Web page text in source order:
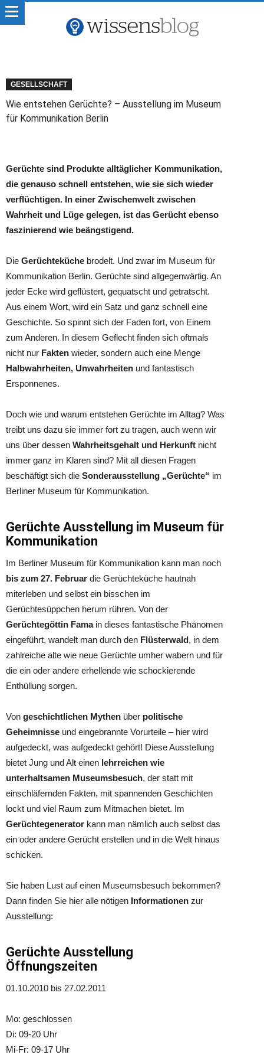
GESELLSCHAFT
Wie entstehen Gerüchte? – Ausstellung im Museum
für Kommunikation Berlin
Gerüchte sind Produkte alltäglicher Kommunikation,
die genauso schnell entstehen, wie sie sich wieder
verflüchtigen. In einer Zwischenwelt zwischen
Wahrheit und Lüge gelegen, ist das Gerücht ebenso
faszinierend wie beängstigend.
Die Gerüchteküche brodelt. Und zwar im Museum für
Kommunikation Berlin. Gerüchte sind allgegenwärtig. An
jeder Ecke wird geflüstert, gequatscht und getratscht.
Aus einem Wort, wird ein Satz und ganz schnell eine
Geschichte. So spinnt sich der Faden fort, von Einem
zum Anderen. In diesem Geflecht finden sich oftmals
nicht nur Fakten wieder, sondern auch eine Menge
Halbwahrheiten, Unwahrheiten und fantastisch
Ersponnenes.
Doch wie und warum entstehen Gerüchte im Alltag? Was
treibt uns dazu sie immer fort zu tragen, auch wenn wir
uns über dessen Wahrheitsgehalt und Herkunft nicht
immer ganz im Klaren sind? Mit all diesen Fragen
beschäftigt sich die Sonderausstellung „Gerüchte“ im
Berliner Museum für Kommunikation.
Gerüchte Ausstellung im Museum für
Kommunikation
Im Berliner Museum für Kommunikation kann man noch
bis zum 27. Februar die Gerüchteküche hautnah
miterleben und selbst ein bisschen im
Gerüchtesüppchen herum rühren. Von der
Gerüchtegöttin Famain dieses fantastische Phänomen
eingeführt, wandelt man durch den Flüsterwald, in dem
zahlreiche alte wie neue Gerüchte umher wabern und für
die ein oder andere erhellende wie schockierende
Enthüllung sorgen.
Von geschichtlichen Mythen über politische
Geheimnisse und eingebrannte Vorurteile – hier wird
aufgedeckt, was aufgedeckt gehört! Diese Ausstellung
bietet Jung und Alt einen lehrreichen wie
unterhaltsamen Museumsbesuch, der statt mit
einschläfernden Fakten, mit spannenden Geschichten
lockt und viel Raum zum Mitmachen bietet. Im
Gerüchtegenerator kann man nämlich auch selbst das
ein oder andere Gerücht erstellen und in die Welt hinaus
schicken.
Sie haben Lust auf einen Museumsbesuch bekommen?
Dann finden Sie hier alle nötigen Informationen zur
Ausstellung:
Gerüchte Ausstellung
Öffnungszeiten
01.10.2010 bis 27.02.2011
Mo: geschlossen
Di: 09-20 Uhr
Mi-Fr: 09-17 Uhr